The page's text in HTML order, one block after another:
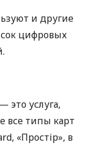
и другие
цифровых
это услуга,
все типы карт
«Простір», в